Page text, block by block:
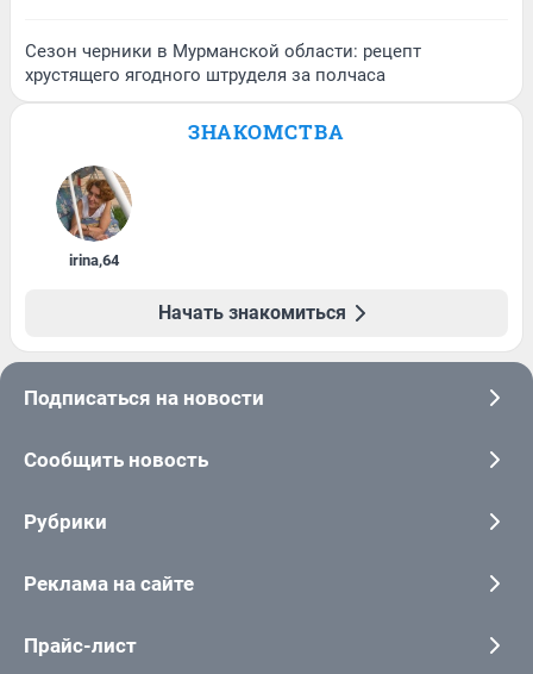
Сезон черники в Мурманской области: рецепт
хрустящего ягодного штруделя за полчаса
ЗНАКОМСТВА
irina,64
Начать знакомиться
Подписаться на новости
Сообщить новость
Рубрики
Реклама на сайте
Прайс-лист